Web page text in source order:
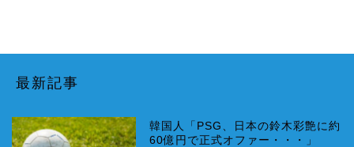
最新記事
韓国人「PSG、日本の鈴木彩艶に約
60億円で正式オファー・・・」